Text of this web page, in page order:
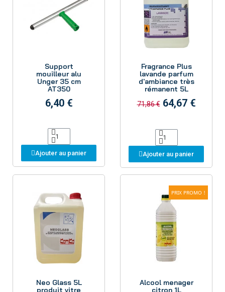
Support
mouilleur alu
Unger 35 cm
AT350
6,40 €
Ajouter au panier
Fragrance Plus
lavande parfum
d'ambiance très
rémanent 5L
71,86 € 64,67 €
Ajouter au panier
Neo Glass 5L
produit vitre
PRIX PROMO !
Alcool menager
citron 1L